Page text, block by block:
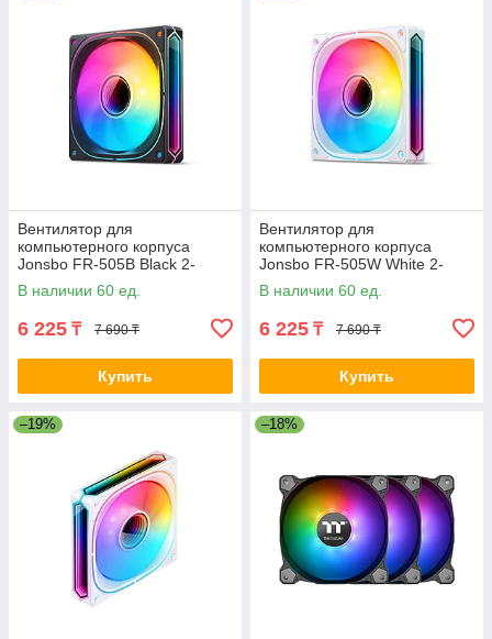
Вентилятор для
компьютерного корпуса
Jonsbo FR-505B Black 2-
021787
В наличии 60 ед.
6 225 ₸ 7 690 ₸
Купить
Вентилятор для
компьютерного корпуса
Jonsbo FR-505W White 2-
021788
В наличии 60 ед.
6 225 ₸ 7 690 ₸
Купить
–19% –18%